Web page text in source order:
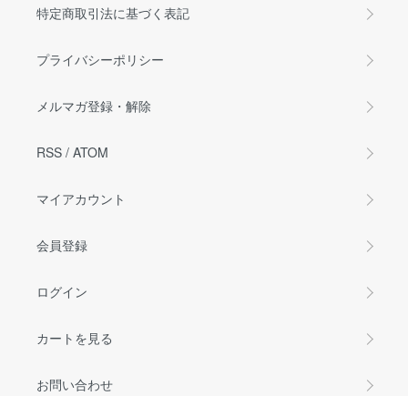
特定商取引法に基づく表記
プライバシーポリシー
メルマガ登録・解除
RSS / ATOM
マイアカウント
会員登録
ログイン
カートを見る
お問い合わせ